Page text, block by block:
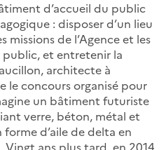
d’accueil du public
: disposer d’un lieu
missions de l’Agence et les
public, et entretenir la
architecte à
le concours organisé pour
un bâtiment futuriste
verre, béton, métal et
d’aile de delta en
Vingt ans plus tard, en 2014,